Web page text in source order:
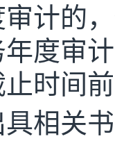
计的
年度审
时间
相关